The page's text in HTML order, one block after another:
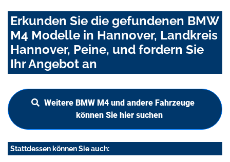
Erkunden Sie die gefundenen BMW
M4 Modelle in Hannover, Landkreis
Hannover, Peine, und fordern Sie
Ihr Angebot an
Weitere BMW M4 und andere Fahrzeuge
können Sie hier suchen
Stattdessen können Sie auch: